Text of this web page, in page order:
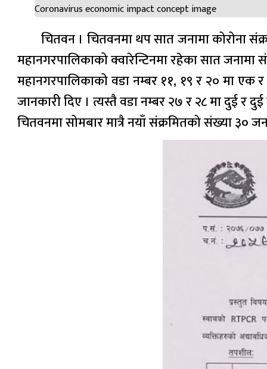
Coronavirus economic impact concept image
चितवन । चितवनमा थप सात जनामा कोरोना
महानगरपालिकाको क्वारेन्टिनमा रहेका सात
महानगरपालिकाको वडा नम्बर ११, १९ र २० मा एक
जानकारी दिए । त्यस्तै वडा नम्बर २७ र २८ मा दुई
चितवनमा सोमबार मात्रै नयाँ संक्रमितको संख्या ३०